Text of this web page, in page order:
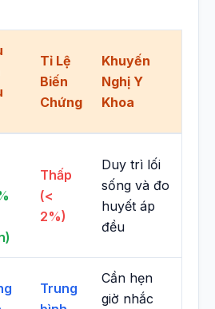
Tỉ Lệ
Biến
Chứng
Khuyến
Nghị Y
Khoa
Thấp
(<
2%)
Duy trì lối
sống và đo
huyết áp
đều
Trung
Cần hẹn
giờ nhắc